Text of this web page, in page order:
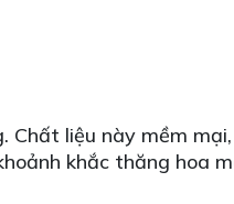
Chất liệu này mềm
khắc thăng hoa